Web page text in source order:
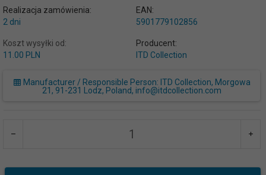
Realizacja zamówienia:
2 dni
EAN:
5901779102856
Koszt wysyłki od:
11.00 PLN
Producent:
ITD Collection
Manufacturer / Responsible Person: ITD Collection, Morgowa
21, 91-231 Lodz, Poland, info@itdcollection.com